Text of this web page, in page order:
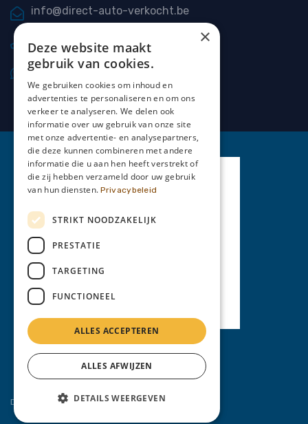
info@direct-auto-verkocht.be
0477 20 66 69
0477 20 66 69
Privacy Policy
Diensten: auto opkoper,auto verkopen, ...
×
Deze website maakt
gebruik van cookies.
We gebruiken cookies om inhoud en
advertenties te personaliseren en om ons
verkeer te analyseren. We delen ook
informatie over uw gebruik van onze site
met onze advertentie- en analysepartners,
die deze kunnen combineren met andere
informatie die u aan hen heeft verstrekt of
die zij hebben verzameld door uw gebruik
van hun diensten. Privacybeleid
STRIKT NOODZAKELIJK
PRESTATIE
TARGETING
FUNCTIONEEL
ALLES ACCEPTEREN
ALLES AFWIJZEN
DETAILS WEERGEVEN